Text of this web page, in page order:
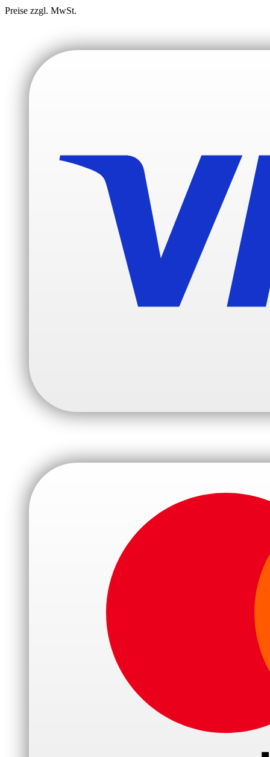
Preise zzgl. MwSt.